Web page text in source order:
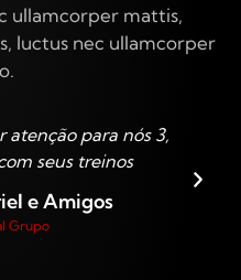
ullamcorper mattis,
luctus nec ullamcorper
atenção para nós 3,
seus treinos
e Amigos
Grupo